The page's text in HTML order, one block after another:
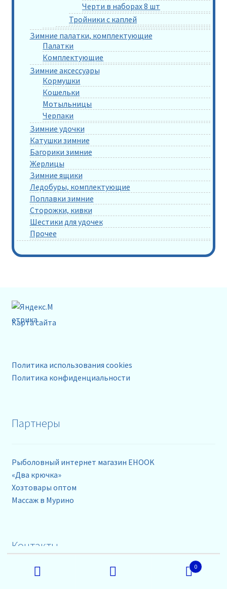
Черти в наборах 8 шт
Тройники с каплей
Зимние палатки, комплектующие
Палатки
Комплектующие
Зимние аксессуары
Кормушки
Кошельки
Мотыльницы
Черпаки
Зимние удочки
Катушки зимние
Багорики зимние
Жерлицы
Зимние ящики
Ледобуры, комплектующие
Поплавки зимние
Сторожки, кивки
Шестики для удочек
Прочее
Карта сайта
Политика использования cookies
Политика конфиденциальности
Партнеры
Рыболовный интернет магазин EHOOK
«Два крючка»
Хозтовары оптом
Массаж в Мурино
Контакты
0